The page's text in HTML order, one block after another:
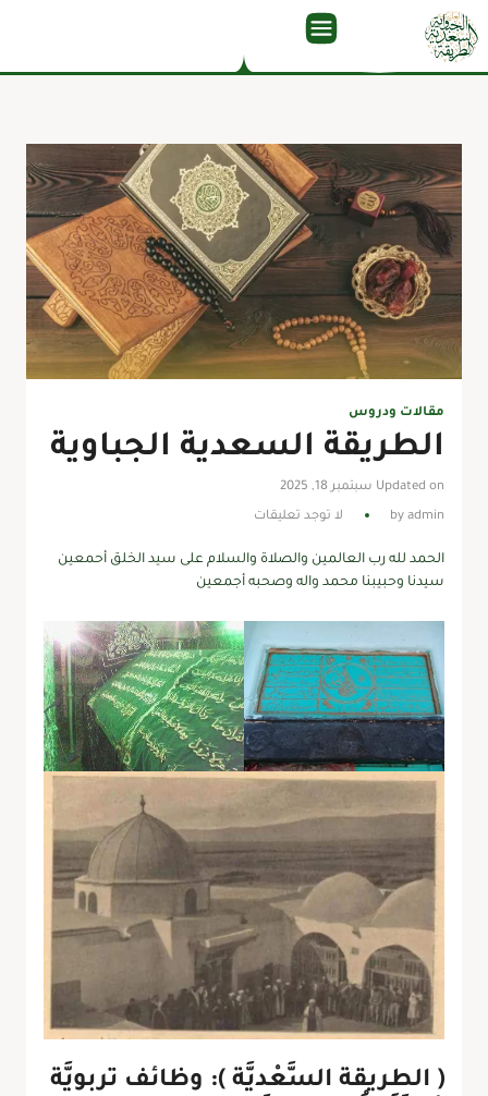
مقالات ودروس
الطريقة السعدية الجباوية
Updated on سبتمبر 18, 2025
by admin لا توجد تعليقات
الحمد لله رب العالمين والصلاة والسلام على سيد الخلق أحمعين
سيدنا وحبيبنا محمد واله وصحبه أجمعين
( الطريقة السَّعْديَّة ): وظائف تربويَّة